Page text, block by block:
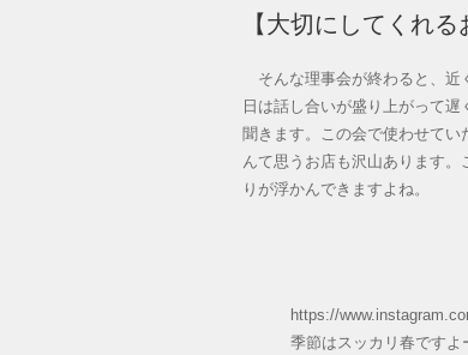
【大切にしてくれ
そんな理事会が終わると、近
日は話し合いが盛り上がって
聞きます。この会で使わせて
んて思うお店も沢山あります
りが浮かんできますよね。
https://
季節はスッカリ春ですよ